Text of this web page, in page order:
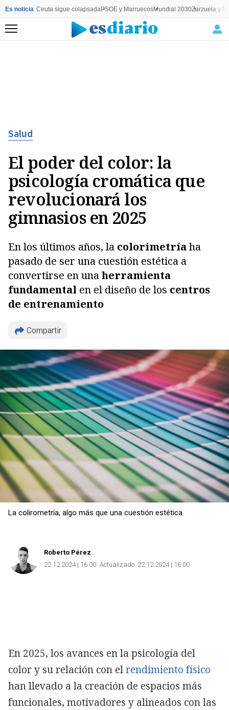
Es noticia Ceuta sigue colapsadaPSOE y MarruecosMundial 2030Zarzuela y
Menú
Salud
El poder del color: la
psicología cromática que
revolucionará los
gimnasios en 2025
En los últimos años, la colorimetríaha
pasado de ser una cuestión estética a
convertirse en unaherramienta
fundamental en el diseño de los centros
de entrenamiento
Compartir
Copiar
La colirometría, algo más que una cuestión estética.
Roberto Pérez
22.12.2024 | 16:00 Actualizado: 22.12.2024 | 16:00
En 2025, los avances en la psicología del
color y su relación con elrendimiento físico
han llevado a la creación de espacios más
funcionales, motivadores y alineados con las